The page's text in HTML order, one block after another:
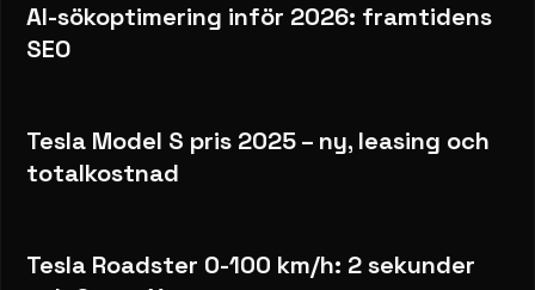
AI-sökoptimering inför 2026: framtidens
SEO
Tesla Model S pris 2025 – ny, leasing och
totalkostnad
Tesla Roadster 0-100 km/h: 2 sekunder